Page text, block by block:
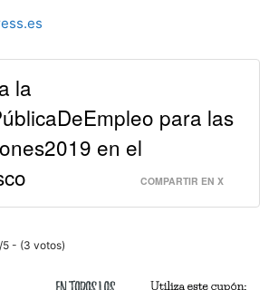
la
para las
en el
COMPARTIR EN X
5 - (3 votos)